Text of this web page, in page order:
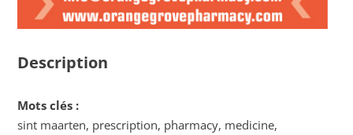
Description
Mots clés :
sint maarten, prescription, pharmacy, medicine,